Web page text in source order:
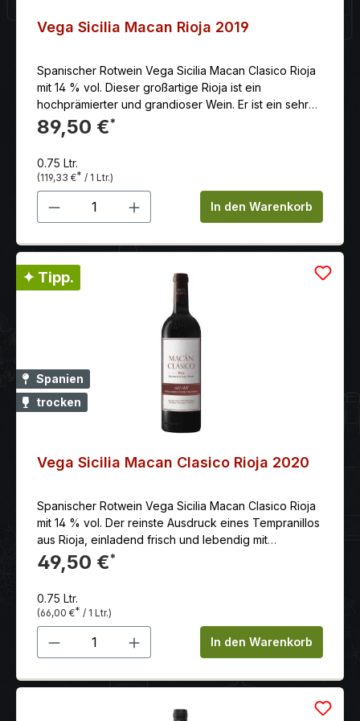
Vega Sicilia Macan Rioja 2019
Spanischer Rotwein Vega Sicilia Macan Clasico Rioja
mit 14 % vol. Dieser großartige Rioja ist ein
hochprämierter und grandioser Wein. Er ist ein sehr
finessenreicher und eleganter Wein, mit seidig-
weicher Fülle, herrlich zugänglichen und samtigen
89,50 €*
0.75 Ltr.
(119,33 €* / 1 Ltr.)
Produkt Anzahl: Gib denIn den Warenkorb
✦ Tipp.
Spanien
trocken
Vega Sicilia Macan Clasico Rioja 2020
Spanischer Rotwein Vega Sicilia Macan Clasico Rioja
mit 14 % vol. Der reinste Ausdruck eines Tempranillos
aus Rioja, einladend frisch und lebendig mit
charmanter Frucht und Würze
49,50 €*
0.75 Ltr.
(66,00 €* / 1 Ltr.)
Produkt Anzahl: Gib denIn den Warenkorb